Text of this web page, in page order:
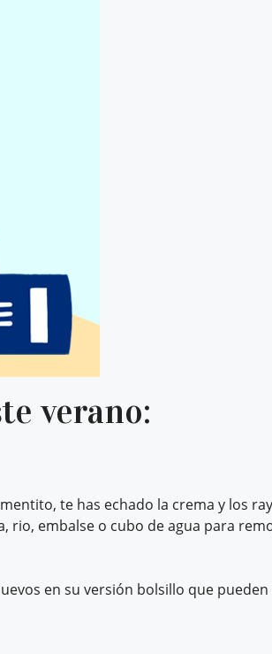
verano:
te has echado la crema y los
embalse o cubo de agua para
en su versión bolsillo que